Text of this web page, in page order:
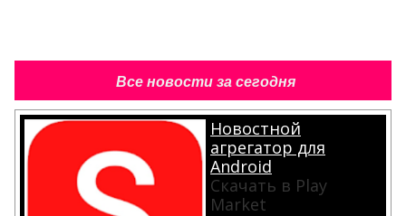
Все новости за сегодня
Новостной
агрегатор для
Android
Скачать в Play
Market